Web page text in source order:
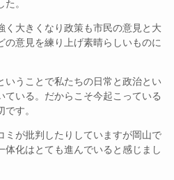
。
く大きくなり政策も市民の意見と大
意見を練り上げ素晴らしいものに
いうことで私たちの日常と政治とい
ている。だからこそ今起こっている
す。
ミが批判したりしていますが岡山で
体化はとても進んでいると感じまし